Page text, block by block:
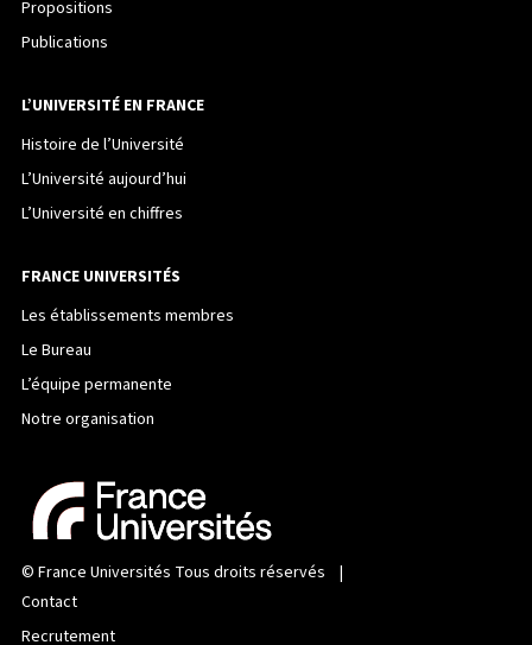
Propositions
Publications
L’UNIVERSITÉ EN FRANCE
Histoire de l’Université
L’Université aujourd’hui
L’Université en chiffres
FRANCE UNIVERSITÉS
Les établissements membres
Le Bureau
L’équipe permanente
Notre organisation
© France Universités Tous droits réservés |
Contact
Recrutement